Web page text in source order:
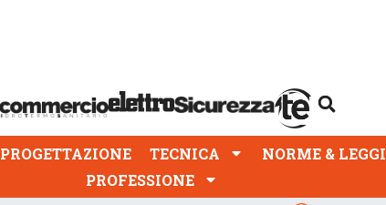
PROGETTAZIONE TECNICA NORME & LEGGI
PROFESSIONE